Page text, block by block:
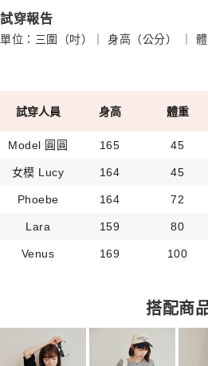
試穿報告
單位：三圍（吋）｜ 身高（公分） ｜ 體
試穿人員 身高 體重
Model 圓圓 165 45
女模 Lucy 164 45
Phoebe 164 72
Lara 159 80
Venus 169 100
搭配商